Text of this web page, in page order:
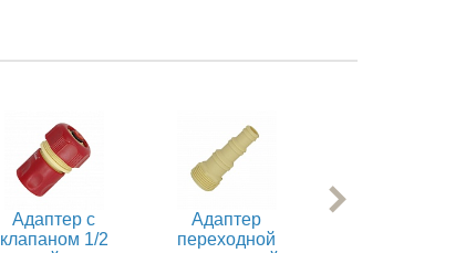
Адаптер с
клапаном 1/2
Адаптер
переходной